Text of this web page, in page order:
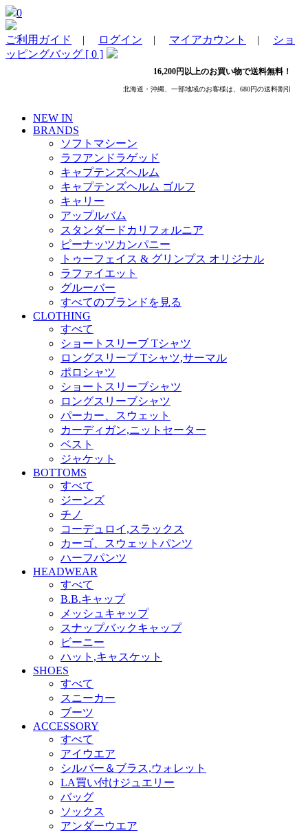
0
ご利用ガイド | ログイン | マイアカウント |
ショ
ッピングバッグ [ 0 ]
16,200円以上のお買い物で送料無料！
北海道・沖縄、一部地域のお客様は、680円の送料割引
NEW IN
BRANDS
ソフトマシーン
ラフアンドラゲッド
キャプテンズヘルム
キャプテンズヘルム ゴルフ
キャリー
アップルバム
スタンダードカリフォルニア
ピーナッツカンパニー
トゥーフェイス & グリンプス オリジナル
ラファイエット
グルーバー
すべてのブランドを見る
CLOTHING
すべて
ショートスリーブ Tシャツ
ロングスリーブ Tシャツ,サーマル
ポロシャツ
ショートスリーブシャツ
ロングスリーブシャツ
パーカー、スウェット
カーディガン,ニットセーター
ベスト
ジャケット
BOTTOMS
すべて
ジーンズ
チノ
コーデュロイ,スラックス
カーゴ、スウェットパンツ
ハーフパンツ
HEADWEAR
すべて
B.B.キャップ
メッシュキャップ
スナップバックキャップ
ビーニー
ハット,キャスケット
SHOES
すべて
スニーカー
ブーツ
ACCESSORY
すべて
アイウエア
シルバー＆ブラス,ウォレット
LA買い付けジュエリー
バッグ
ソックス
アンダーウエア